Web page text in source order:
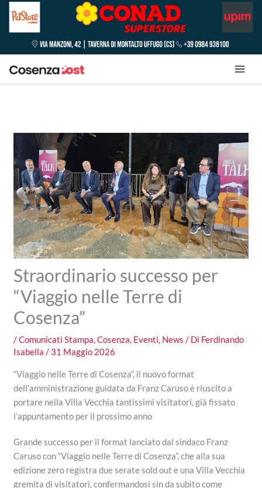
Straordinario successo per
“Viaggio nelle Terre di
Cosenza”
/Comunicati Stampa,Cosenza, Eventi, News / Di Ferdinando
Isabella/ 31 Maggio 2026
“Viaggio nelle Terre di Cosenza”, il nuovo format
dell’amministrazione guidata da Franz Caruso è riuscito a
portare nella Villa Vecchia tantissimi visitatori, già fissato
l’appuntamento per il prossimo anno
Grande successo per il format lanciato dal sindaco Franz
Caruso con “Viaggio nelle Terre di Cosenza”, che alla sua
edizione zero registra due serate sold out e una Villa Vecchia
gremita di visitatori, confermandosi sin da subito come